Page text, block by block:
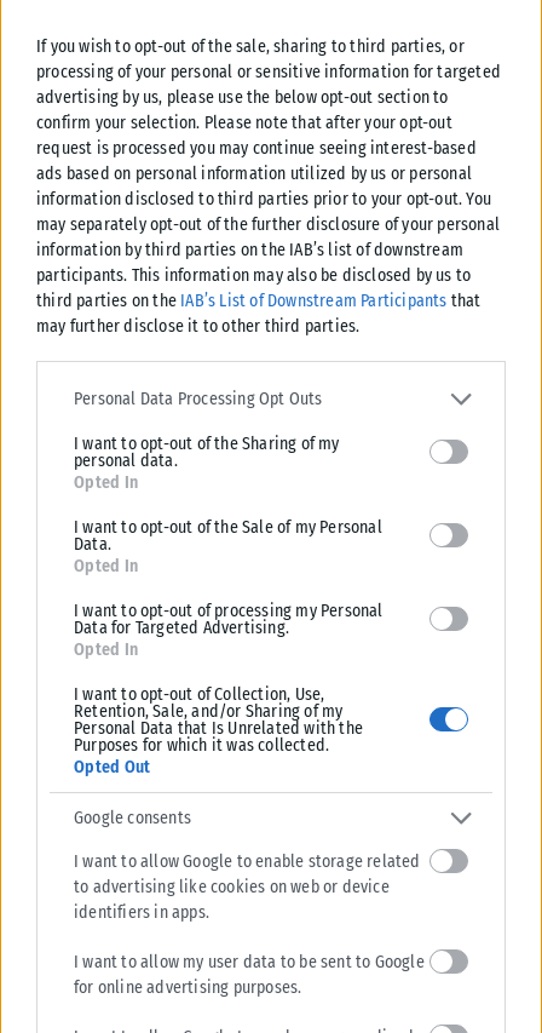
If you wish to opt-out of the sale, sharing to third parties, or
processing of your personal or sensitive information for targeted
advertising by us, please use the below opt-out section to
confirm your selection. Please note that after your opt-out
request is processed you may continue seeing interest-based
ads based on personal information utilized by us or personal
information disclosed to third parties prior to your opt-out. You
may separately opt-out of the further disclosure of your personal
information by third parties on the IAB’s list of downstream
participants. This information may also be disclosed by us to
third parties on the IAB’s List of Downstream Participants that
may further disclose it to other third parties.
Please note that this website/app uses one or more Google
services and may gather and store information including but not
deny consent to Google and its third-party tags to use your data
for below specified purposes in below Google consent section.
Personal Data Processing Opt Outs
I want to opt-out of the Sharing of my
personal data.
Opted In
I want to opt-out of the Sale of my Personal
Data.
Opted In
I want to opt-out of processing my Personal
Data for Targeted Advertising.
Opted In
I want to opt-out of Collection, Use,
Retention, Sale, and/or Sharing of my
Personal Data that Is Unrelated with the
Purposes for which it was collected.
Opted Out
Google consents
I want to allow Google to enable storage related
to advertising like cookies on web or device
identifiers in apps.
I want to allow my user data to be sent to Google
for online advertising purposes.
ασφάλεια ή γιατί είχε πλέον φτάσει πολύ βαθιά στις
αποκαλύψεις για το παρακράτος που είχατε στήσει;».
Ακολούθως ρώτησε γιατί «ακούγατε τους αρχηγούς των
ενόπλων δυνάμεων, τον Σύμβουλο εθνικής Ασφάλειας και
όσους έχουν λόγο στις προμήθειες των εξοπλιστικών; Είναι
και αυτοί επικίνδυνοι για την εθνική ασφάλεια; Οι ταγοί της
εθνικής μας ασφάλειας είναι επικίνδυνοι για την εθνική μας
ασφάλεια; Εκεί φτάσαμε;».
Ειδικότερα για τον αρχηγό ΓΕΕΘΑ ρώτησε γιατί ήταν υπό
παρακολούθηση και συνέδεσε τις παρακολουθήσεις της
στρατιωτικής ηγεσίας με τα εξοπλιστικά προγράμματα:
«Πείτε μας λοιπόν, ακούγατε τον κ. Φλώρο, με διάταξη
υπογεγραμμένη από την κ. Βλάχου για λόγους εθνικής
ασφαλείας, επειδή ήταν ύποπτος ή επειδή θέλατε να τον
εκβιάζετε; Και γιατί θέλατε να τον εκβιάζετε; Μήπως είχε
άποψη που δεν ήταν πάντοτε ίδια με αυτή της πολιτικής
Γιατί παρακολουθούσατε επί δυο χρόνια τον αρχηγό του ΓΕΣ;
Μήπως και αυτός είχε άποψη για το πρότζεκτ του
εκσυγχρονισμού των αρμάτων μάχης που προωθείτε; Γιατί
παρακολουθούσατε τους επικεφαλής των εξοπλιστικών
προγραμμάτων; Τον κ. Θεόδωρο Λάγιο, γιατί τον
παρακολουθούσατε; Γιατί ο κ. Λάγιος αμέσως μετά την
υπογραφή των πρώτων Ραφάλ απομακρύνθηκε; Και που
αντιπτέραρχο Λάγιο στο εξωτερικό; Σύμβουλος του
υπουργείου σε θέματα ευρωπαϊκών αμυντικών προμηθειών,
μισθό του εδώ. Γιατί παρακολουθούσατε και τον
αντικαταστάτη του, τον κ. Αλεξόπουλο;